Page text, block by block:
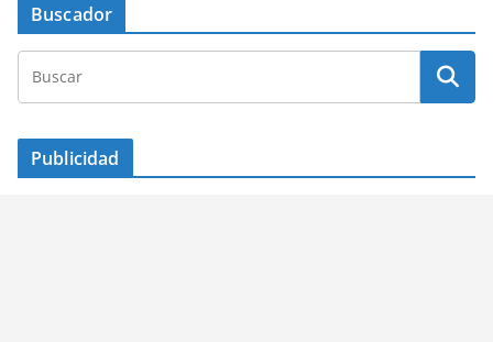
Buscador
Publicidad